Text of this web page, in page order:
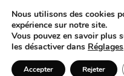
Nous utilisons des cookies
expérience sur notre site.
Vous pouvez en savoir plus
les désactiver dans Réglages
Accepter Rejeter